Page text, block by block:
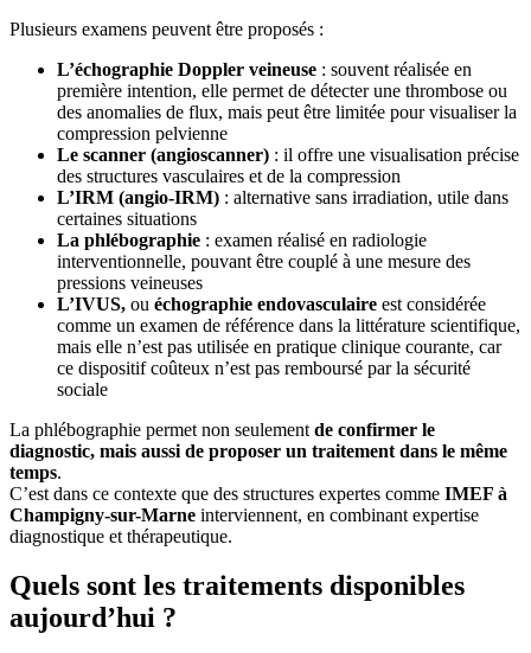
Plusieurs examens peuvent être proposés :
L’échographie Doppler veineuse : souvent réalisée en
première intention, elle permet de détecter une thrombose ou
des anomalies de flux, mais peut être limitée pour visualiser la
compression pelvienne
Le scanner (angioscanner) : il offre une visualisation précise
des structures vasculaires et de la compression
L’IRM (angio-IRM) : alternative sans irradiation, utile dans
certaines situations
La phlébographie : examen réalisé en radiologie
interventionnelle, pouvant être couplé à une mesure des
pressions veineuses
L’IVUS, ou échographie endovasculaire est considérée
comme un examen de référence dans la littérature scientifique,
mais elle n’est pas utilisée en pratique clinique courante, car
ce dispositif coûteux n’est pas remboursé par la sécurité
sociale
La phlébographie permet non seulement de confirmer le
diagnostic, mais aussi de proposer un traitement dans le même
temps.
C’est dans ce contexte que des structures expertes comme IMEF à
Champigny-sur-Marne interviennent, en combinant expertise
diagnostique et thérapeutique.
Quels sont les traitements disponibles
aujourd’hui ?